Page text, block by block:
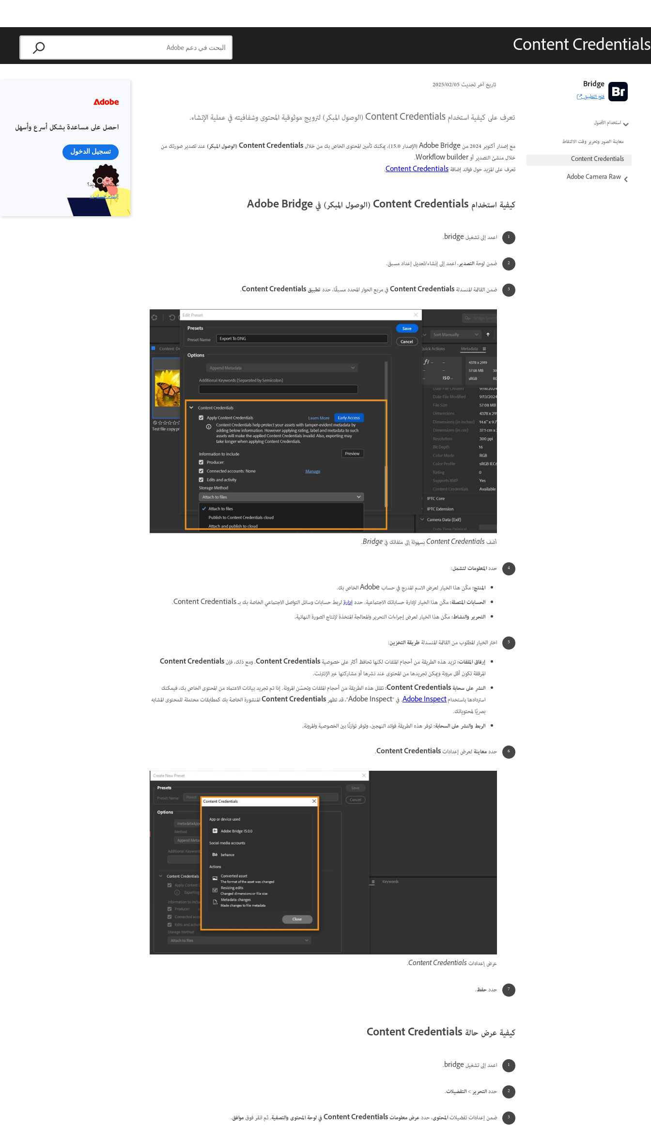
Content Credentials
تاريخ آخر تحديث05‏/02‏/2025 Bridge
فتح التطبيق
استخدام الأصول
معاينة الصور وتحرير وقت الالتقاط
Content Credentials
Adobe Camera Raw
تعرف على كيفية استخدام Content Credentials (الوصول المبكر) لترويج موثوقية المحتوى وشفافيته في عملية الإنشاء.
مع إصدار أكتوبر 2024 من Adobe Bridge (الإصدار 15.0)، يمكنك تأمين المحتوى الخاص بك من خلال Content Credentials(الوصول المبكر) عند تصدير صورتك من
خلال منشئ التصدير أو Workflow builder.
تعرف على المزيد حول فوائد إضافةContent Credentials
.
كيفية استخدام Content Credentials (الوصول المبكر) في Adobe Bridge
اعمد إلى تشغيل bridge.
ضمن لوحةالتصدير، اعمد إلى إنشاء/تعديل إعداد مسبق.
ضمن القائمة المنسدلةContent Credentialsفي مربع الحوار المحدد مسبقًا، حددتطبيق Content Credentials .
أضف Content Credentials بسهولة إلى ملفاتك في Bridge.
حددالمعلومات لتشمل:
المنتج:مكّن هذا الخيار لعرض الاسم المدرج في حساب Adobe الخاص بك.
الحسابات المتصلة:مكّن هذا الخيار لإدارة حساباتك الاجتماعية. حددإدارةلربط حسابات وسائل التواصل الاجتماعي الخاصة بك بـ Content Credentials.
التحرير والنشاط:مكّن هذا الخيار لعرض إجراءات التحرير والمعالجة المتخذة لإنتاج الصورة النهائية.
اختر الخيار المطلوب من القائمة المنسدلةطريقة التخزين:
إرفاق الملفات:تزيد هذه الطريقة من أحجام الملفات لكنها تحافظ أكثر على خصوصيةContent Credentials. ومع ذلك، فإنContent Credentials
المرفقة تكون أقل مرونة ويمكن تجريدها من المحتوى عند نشرها أو مشاركتها عبر الإنترنت.
النشر على سحابة Content Credentials
:تقلل هذه الطريقة من أحجام الملفات وتحسّن المرونة. إذا تم تجريد بيانات الاعتماد من المحتوى الخاص بك، فيمكنك
استردادها باستخدامAdobe Inspect. في "Adobe Inspect"، قد تظهر Content Credentialsالمنشورة الخاصة بك كمطابقات محتملة للمحتوى المشابه
بصريًا لمحتوياتك.
الربط والنشر على السحابة:توفر هذه الطريقة فوائد النهجين، وتوفر توازنًا بين الخصوصية والمرونة.
حددمعاينةلعرض إعداداتContent Credentials
.
عرض إعدادات Content Credentials.
حددحفظ.
كيفية عرض حالة Content Credentials
اعمد إلى تشغيل bridge.
حددالتحرير>التفضيلات.
ضمن إعدادات تفضيلاتالمحتوى، حددعرض معلومات Content Credentials في لوحة المحتوى والتصفية . ثم انقر فوقموافق.
احصل على مساعدة بشكل أسرع وأسهل
تسجيل الدخول
مستخدم جديد؟
إنشاء حساب ›